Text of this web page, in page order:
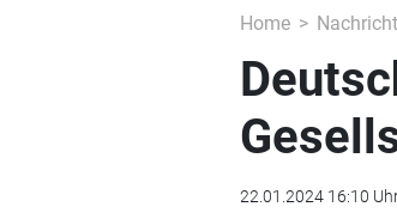
Home
22.01.2024 16:10